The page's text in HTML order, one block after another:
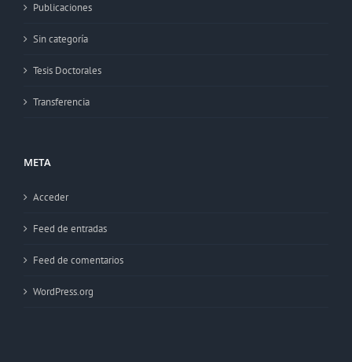
Publicaciones
Sin categoría
Tesis Doctorales
Transferencia
META
Acceder
Feed de entradas
Feed de comentarios
WordPress.org